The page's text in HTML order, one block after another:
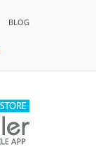
BLOG